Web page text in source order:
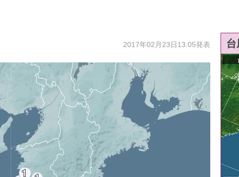
2017年02月23日13:05発表